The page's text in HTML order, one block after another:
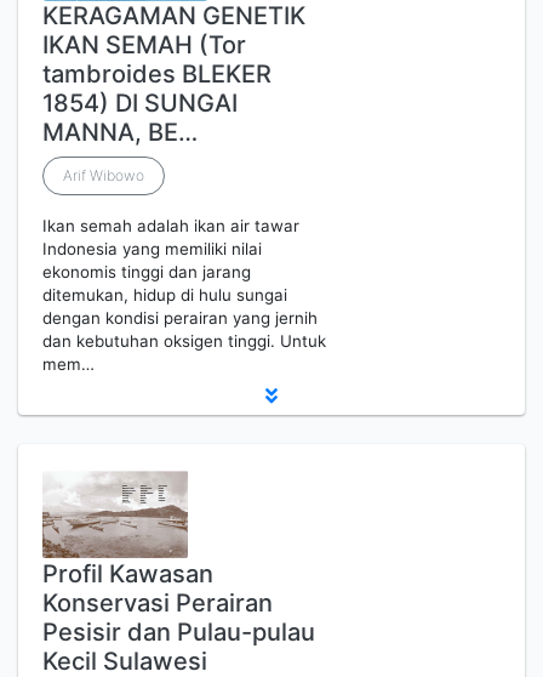
KERAGAMAN GENETIK
IKAN SEMAH (Tor
tambroides BLEKER
1854) DI SUNGAI
MANNA, BE…
Arif Wibowo
Ikan semah adalah ikan air tawar
Indonesia yang memiliki nilai
ekonomis tinggi dan jarang
ditemukan, hidup di hulu sungai
dengan kondisi perairan yang jernih
dan kebutuhan oksigen tinggi. Untuk
mem…
Profil Kawasan
Konservasi Perairan
Pesisir dan Pulau-pulau
Kecil Sulawesi